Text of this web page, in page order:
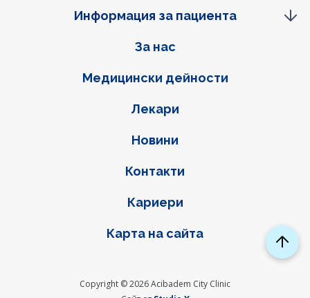
Фуутер навигация
За нас
Медицински дейности
Лекари
Новини
Контакти
Кариери
Карта на сайта
Информация за пациента
Copyright © 2026 Acibadem City Clinic